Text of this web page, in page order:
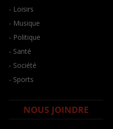
- Loisirs
- Musique
- Politique
- Santé
- Société
- Sports
NOUS JOINDRE